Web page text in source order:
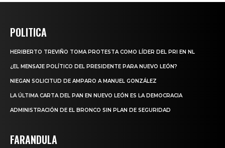
POLITICA
HERIBERTO TREVIÑO TOMA PROTESTA COMO LÍDER DEL PRI EN NL
¿EL MENSAJE POLÍTICO DEL PRESIDENTE PARA NUEVO LEÓN?
NIEGAN SOLICITUD DE AMPARO A MANUEL GONZÁLEZ
LA ÚLTIMA CARTA DEL PAN EN NUEVO LEÓN ES LA DEMOCRACIA
ADMINISTRACIÓN DE EL BRONCO SIN PLAN DE SEGURIDAD
FARANDULA